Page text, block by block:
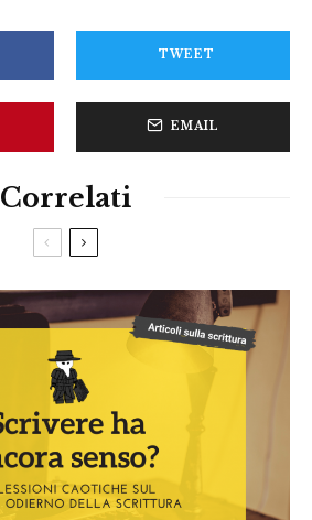
TWEET
EMAIL
Correlati